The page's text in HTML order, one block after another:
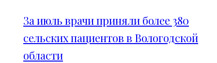
За июль врачи приняли более 380
сельских пациентов в Вологодской
области